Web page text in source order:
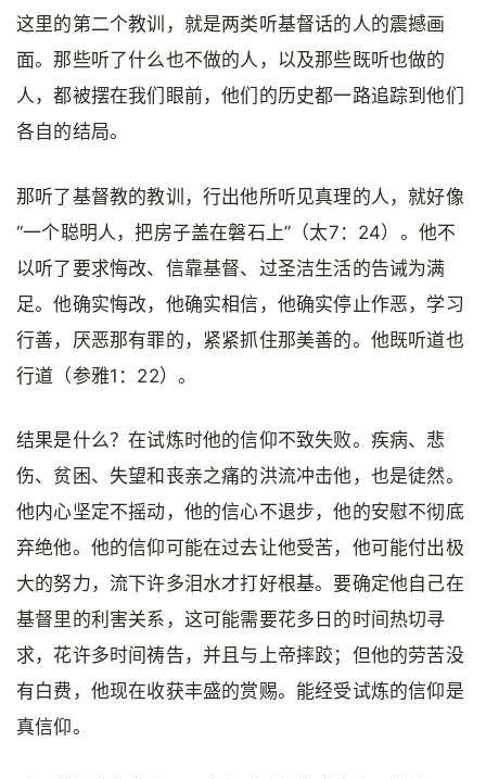
这里的第二个教训，就是两类听基督话的人的震撼画
面。那些听了什么也不做的人，以及那些既听也做的
人，都被摆在我们眼前，他们的历史都一路追踪到他们
各自的结局。
那听了基督教的教训，行出他所听见真理的人，就好像
“一个聪明人，把房子盖在磐石上”（太7：24）。他不
以听了要求悔改、信靠基督、过圣洁生活的告诫为满
足。他确实悔改，他确实相信，他确实停止作恶，学习
行善，厌恶那有罪的，紧紧抓住那美善的。他既听道也
行道（参雅1：22）。
结果是什么？在试炼时他的信仰不致失败。疾病、悲
伤、贫困、失望和丧亲之痛的洪流冲击他，也是徒然。
他内心坚定不摇动，他的信心不退步，他的安慰不彻底
弃绝他。他的信仰可能在过去让他受苦，他可能付出极
大的努力，流下许多泪水才打好根基。要确定他自己在
基督里的利害关系，这可能需要花多日的时间热切寻
求，花许多时间祷告，并且与上帝摔跤；但他的劳苦没
有白费，他现在收获丰盛的赏赐。能经受试炼的信仰是
真信仰。